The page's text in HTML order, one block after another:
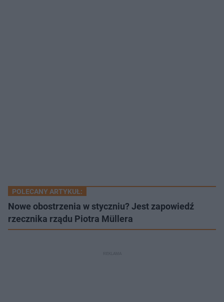
POLECANY ARTYKUŁ:
Nowe obostrzenia w styczniu? Jest zapowiedź
rzecznika rządu Piotra Müllera